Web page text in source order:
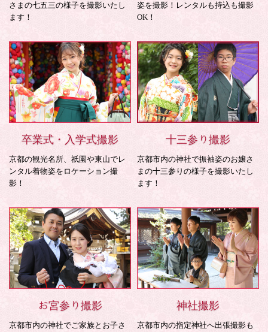
さまの七五三の様子を撮影いたし
ます！
姿を撮影！レンタルも持込も撮影
OK！
卒業式・入学式撮影
京都の観光名所、祇園や東山でレ
ンタル着物姿をロケーション撮
影！
十三参り撮影
京都市内の神社で振袖姿のお嬢さ
まの十三参りの様子を撮影いたし
ます！
お宮参り撮影
京都市内の神社でご家族とお子さ
神社撮影
京都市内の指定神社へ出張撮影も